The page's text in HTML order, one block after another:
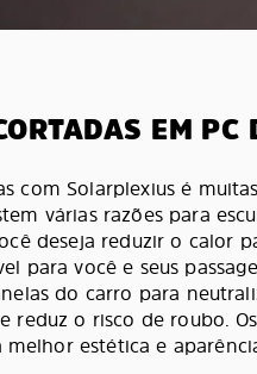
EM PC
com Solarplexius é
várias razões para
deseja reduzir o calor
para você e seus
do carro para
reduz o risco de roubo.
estética e